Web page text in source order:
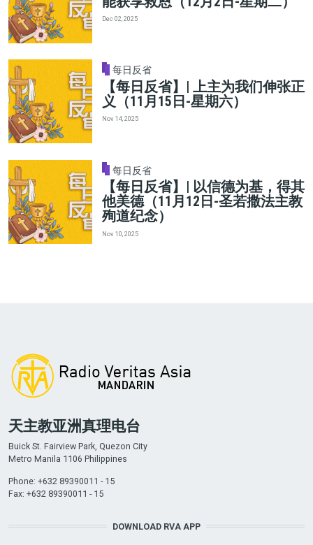
Dec 02, 2025
每日反省
【每日反省】| 上主为我们伸张正
义（11月15日-星期六）
Nov 14, 2025
每日反省
【每日反省】| 以信德为基，得其
他美德（11月12日-圣若撒法主教
殉道纪念）
Nov 10, 2025
天主教亚洲真理电台
Buick St. Fairview Park, Quezon City
Metro Manila 1106 Philippines
Phone: +632 89390011 - 15
Fax: +632 89390011 - 15
DOWNLOAD RVA APP